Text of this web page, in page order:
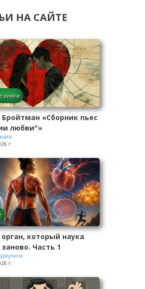
НА САЙТЕ
книги
«Сборник пьес
любви"»
г.
который наука
Часть 1
г.